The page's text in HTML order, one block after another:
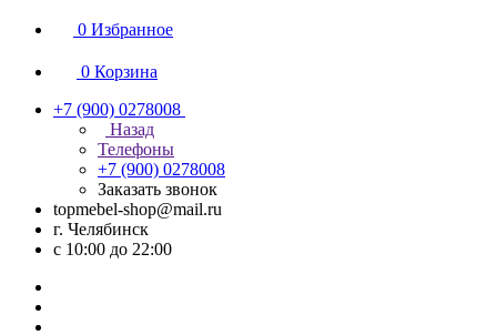
0 Избранное
0 Корзина
+7 (900) 0278008
Назад
Телефоны
+7 (900) 0278008
Заказать звонок
topmebel-shop@mail.ru
г. Челябинск
с 10:00 до 22:00